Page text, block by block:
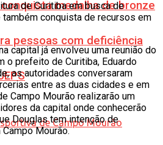
medalha de bronze
pessoas com deficiência
de Curitiba em busca de
conquista de recursos em
capital já envolveu uma reunião do
o prefeito de Curitiba, Eduardo
as autoridades conversaram
entre as duas cidades e em
Campo Mourão realizarão um
da capital onde conhecerão
Douglas tem intenção de
Mourão.